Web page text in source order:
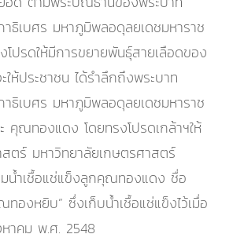
ธิเบศร มหาภูมิพลอดุลยเดชมหาราช
ปรดให้มีการขยายพันธุ์สายเลือดของ
ห้ประชาชน ได้รำลึกถึงพระบาท
ธิเบศร มหาภูมิพลอดุลยเดชมหาราช
คุณทองแดง โดยทรงโปรดเกล้าฯให้
ตร์ มหาวิทยาลัยเกษตรศาสตร์
มน้ำเชื้อแช่แข็งลูกคุณทองแดง ชื่อ
องหยิบ” ซึ่งเก็บน้ำเชื้อแช่แข็งไว้เมื่อ
าคม พ.ศ. 2548